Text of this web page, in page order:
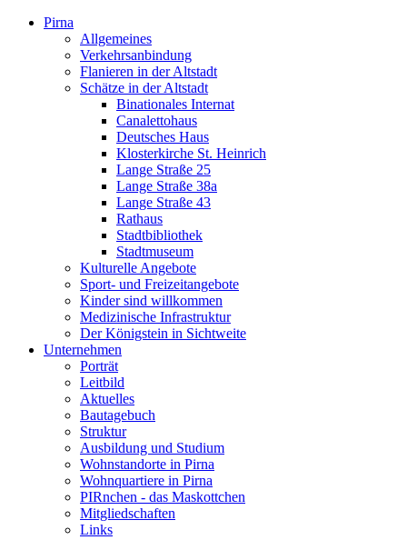
Pirna
Allgemeines
Verkehrsanbindung
Flanieren in der Altstadt
Schätze in der Altstadt
Binationales Internat
Canalettohaus
Deutsches Haus
Klosterkirche St. Heinrich
Lange Straße 25
Lange Straße 38a
Lange Straße 43
Rathaus
Stadtbibliothek
Stadtmuseum
Kulturelle Angebote
Sport- und Freizeitangebote
Kinder sind willkommen
Medizinische Infrastruktur
Der Königstein in Sichtweite
Unternehmen
Porträt
Leitbild
Aktuelles
Bautagebuch
Struktur
Ausbildung und Studium
Wohnstandorte in Pirna
Wohnquartiere in Pirna
PIRnchen - das Maskottchen
Mitgliedschaften
Links